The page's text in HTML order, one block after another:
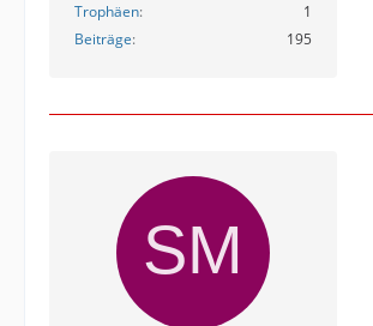
Trophäen
1
Beiträge
195